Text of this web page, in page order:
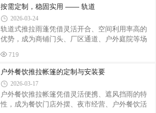
一致，检查帐篷布料、支架、连接件等配件
阳、防雨、防风、灵活伸缩等特点，既能拓展用
餐区域，又能打造舒适的就餐氛围，深受餐饮经
营者青睐。火锅餐饮专用推拉帐篷，在设计上充
分贴合经营需求。整体采用加粗加厚钢结构框
架，稳固抗风、承重性强，即便遇到风雨天气也
能安心使用。篷布选用加厚防水防晒材质，耐脏
帐篷内部空间开阔，无多余立柱遮挡，方便摆放
按需定制，稳固实用 —— 轨道
2026-03-24
轨道式推拉雨蓬凭借灵活开合、空间利用率高的
优势，成为商铺门头、厂区通道、户外庭院等场
贴合使用场景与实际需求，兼顾结构稳固、尺寸
精准与安装规范，才能让雨蓬发挥长效使用价
值，适配多元户外场景的遮护需求。精准定制是
轨道式推拉雨蓬适配场景的关键。定制前需根据
使用区域的实际尺寸、使用需求确定雨蓬规格，
商铺门头需匹配门面宽度与挑出长度，厂区通道
719
户外餐饮推拉帐篷的定制与安装要
2026-03-17
户外餐饮推拉帐篷凭借灵活便携、遮风挡雨的特
性，成为餐饮门店外摆、夜市经营、户外餐饮活